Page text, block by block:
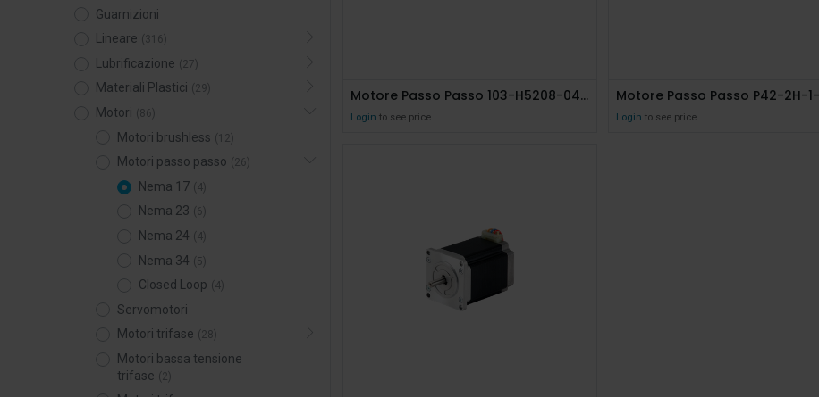
Guarnizioni
Lineare (316)
Lubrificazione (27)
Materiali Plastici (29)
Motori (86)
Motori brushless (12)
Motori passo passo (26)
Nema 17 (4)
Nema 23 (6)
Nema 24 (4)
Nema 34 (5)
Closed Loop (4)
Servomotori
Motori trifase (28)
Motori bassa tensione
trifase (2)
Motore Passo Passo 103-H5208-0483
Login to see price Login to see price